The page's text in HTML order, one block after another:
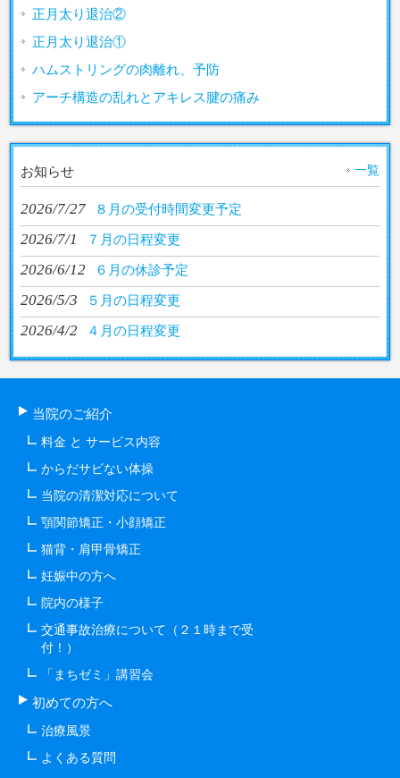
正月太り退治②
正月太り退治①
ハムストリングの肉離れ、予防
アーチ構造の乱れとアキレス腱の痛み
お知らせ 一覧
2026/7/27 ８月の受付時間変更予定
2026/7/1 ７月の日程変更
2026/6/12 ６月の休診予定
2026/5/3 ５月の日程変更
2026/4/2 ４月の日程変更
当院のご紹介
料金 と サービス内容
からだサビない体操
当院の清潔対応について
顎関節矯正・小顔矯正
猫背・肩甲骨矯正
妊娠中の方へ
院内の様子
交通事故治療について（２１時まで受
付！）
「まちゼミ」講習会
初めての方へ
治療風景
よくある質問